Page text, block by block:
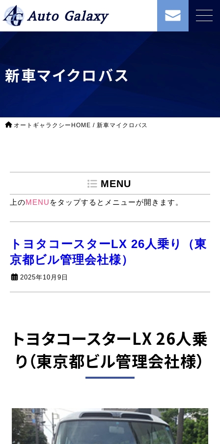
Auto Galaxy
新車マイクロバス
オートギャラクシーHOME / 新車マイクロバス
MENU
上のMENU をタップするとメニューが開きます。
トヨタコースターLX 26人乗り（東
京都ビル管理会社様）
2025年10月9日
トヨタコースターLX 26人乗
り（東京都ビル管理会社様）